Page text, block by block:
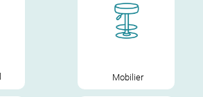
Mobilier